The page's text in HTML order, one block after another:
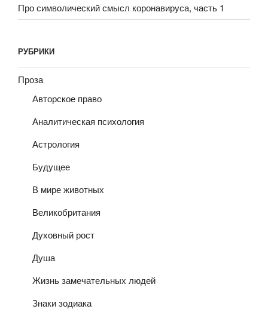
Про символический смысл коронавируса, часть 1
РУБРИКИ
Проза
Авторское право
Аналитическая психология
Астрология
Будущее
В мире животных
Великобритания
Духовный рост
Душа
Жизнь замечательных людей
Знаки зодиака